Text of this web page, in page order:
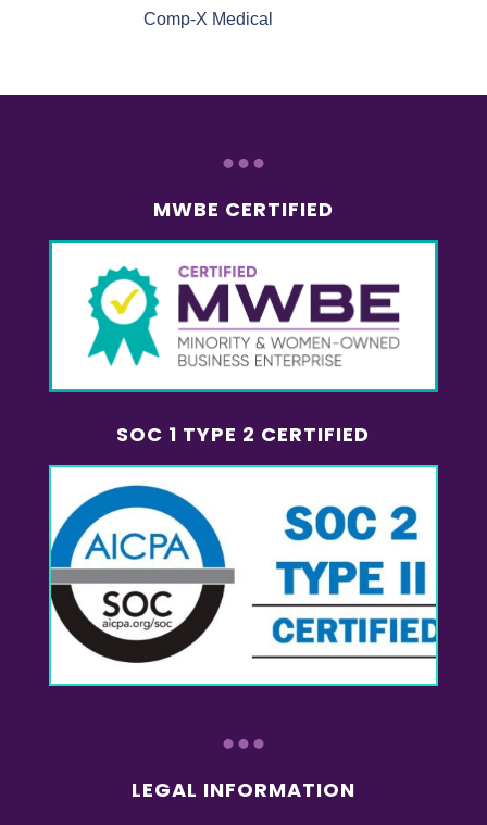
Comp-X Medical
...
MWBE CERTIFIED
SOC 1 TYPE 2 CERTIFIED
...
LEGAL INFORMATION